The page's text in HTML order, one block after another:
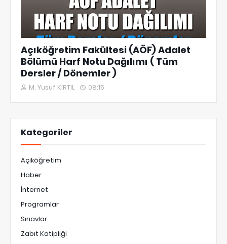
Açıköğretim Fakültesi (AÖF) Adalet
Bölümü Harf Notu Dağılımı ( Tüm
Dersler / Dönemler )
M. Yusuf KIRTIL 08:15
Kategoriler
Açıköğretim
Haber
İnternet
Programlar
Sınavlar
Zabıt Katipliği